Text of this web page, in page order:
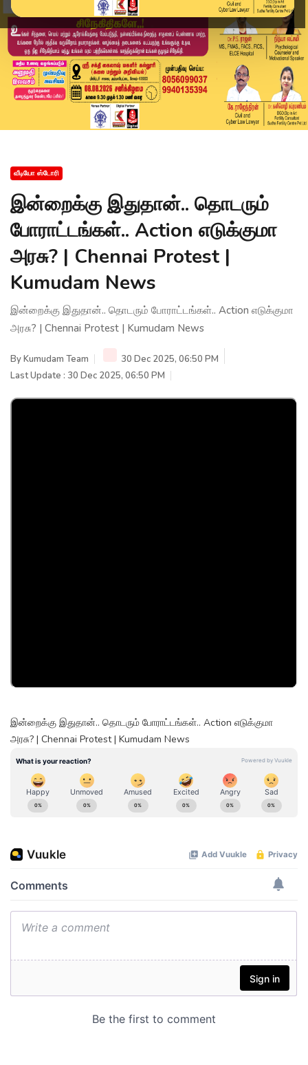
வீடியோ ஸ்டோரி
இன்றைக்கு இதுதான்.. தொடரும்
போராட்டங்கள்.. Action எடுக்குமா
அரசு? | Chennai Protest |
Kumudam News
இன்றைக்கு இதுதான்.. தொடரும் போராட்டங்கள்.. Action எடுக்குமா
அரசு? | Chennai Protest | Kumudam News
ByKumudam Team
30 Dec 2025, 06:50 PM
Last Update : 30 Dec 2025, 06:50 PM
இன்றைக்கு இதுதான்.. தொடரும் போராட்டங்கள்.. Action எடுக்குமா
அரசு? | Chennai Protest | Kumudam News